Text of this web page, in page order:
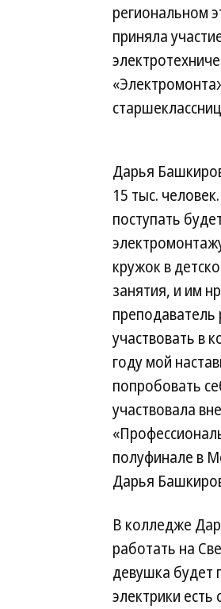
региональном
приняла
Дарья
15 тыс.
поступать
кружок в
занятия, и им
преподаватель
участвовать в
году мой
попробовать
участвовала
полуфинале в
Дарья
В колледже
работать на
девушка будет
электрики